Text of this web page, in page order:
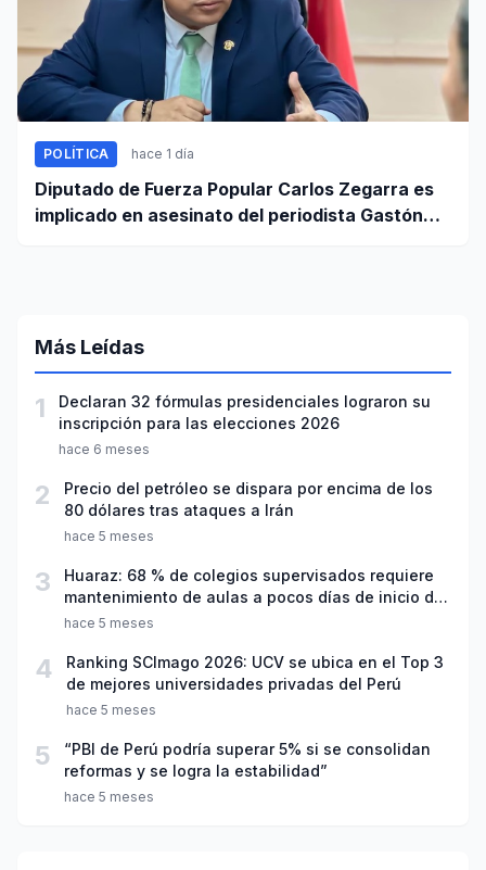
POLÍTICA hace 1 día
Diputado de Fuerza Popular Carlos Zegarra es
implicado en asesinato del periodista Gastón
Más Leídas
1
Declaran 32 fórmulas presidenciales lograron su
inscripción para las elecciones 2026
hace 6 meses
2
Precio del petróleo se dispara por encima de los
80 dólares tras ataques a Irán
hace 5 meses
3
Huaraz: 68 % de colegios supervisados requiere
mantenimiento de aulas a pocos días de inicio del
año escolar 2026
hace 5 meses
4
Ranking SCImago 2026: UCV se ubica en el Top 3
de mejores universidades privadas del Perú
hace 5 meses
5
“PBI de Perú podría superar 5% si se consolidan
reformas y se logra la estabilidad”
hace 5 meses